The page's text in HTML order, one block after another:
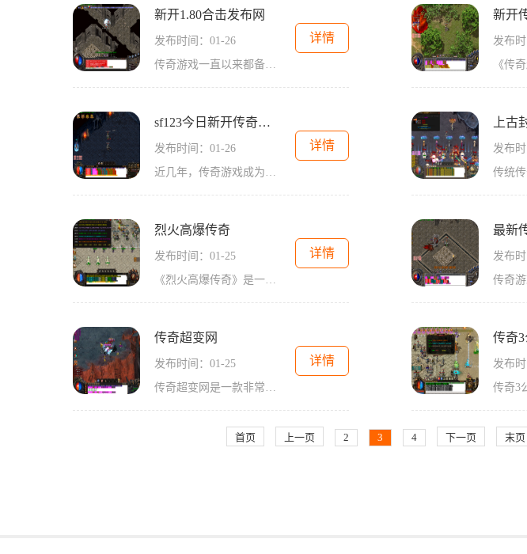
新开1.80合击发布网
发布时间：01-26
传奇游戏一直以来都备受玩家们的喜爱，作为经典的2D游戏和角色扮演游戏，给玩家们带来了无数的回忆和激情。而在如今这个万人在线的游戏时代，我们很庆幸的告诉大家，《新开1.
详情
新开
发布
sf123今日新开传奇单职业
发布时间：01-26
近几年，传奇游戏成为了许多游戏玩家们的最爱。无论是寻找刺激的战斗还是体验热血沙城，传奇始终吸引着广大玩家的关注。而今天，我们将介绍一款名为“sf123今日新开传奇单职业”
详情
上古
发布
烈火高爆传奇
发布时间：01-25
《烈火高爆传奇》是一款经典的2D传奇游戏，以角色扮演为主要玩法，采用万人在线的模式，玩家可以与其他玩家进行互动，共同探索游戏中的奇幻世界。游戏拥有深厚的大主线剧情系统
详情
最新
发布
传奇超变网
发布时间：01-25
传奇超变网是一款非常受欢迎的网络游戏，是传奇系列游戏中的重要一员。本文将为大家详细介绍传奇超变网的具体玩法。让我们来了解一下传奇超变网的背景故事。这个游戏背景设定
详情
传奇
发布
首页 上一页 2 3 4 下一页 末页